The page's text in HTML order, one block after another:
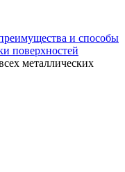
и способы
поверхностей
металлических